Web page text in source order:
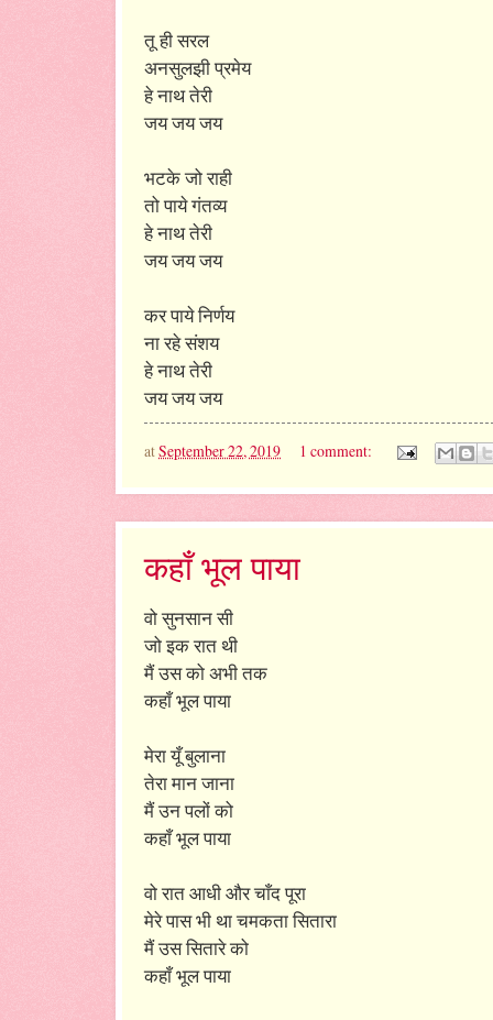
तू ही सरल
अनसुलझी प्रमेय
हे नाथ तेरी
जय जय जय
भटके जो राही
तो पाये गंतव्य
हे नाथ तेरी
जय जय जय
कर पाये निर्णय
ना रहे संशय
हे नाथ तेरी
जय जय जय
atSeptember 22, 2019 1 comment:
कहाँ भूल पाया
वो सुनसान सी
जो इक रात थी
मैं उस को अभी तक
कहाँ भूल पाया
मेरा यूँ बुलाना
तेरा मान जाना
मैं उन पलों को
कहाँ भूल पाया
वो रात आधी और चाँद पूरा
मेरे पास भी था चमकता सितारा
मैं उस सितारे को
कहाँ भूल पाया